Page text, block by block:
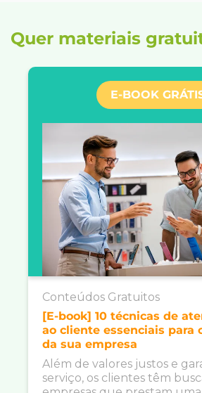
Quer materiais
E-BOOK
Conteúdos Gratuitos
[E-book] 10 técnicas de
ao cliente essenciais para
da sua empresa
Além de valores justos e
serviço, os clientes têm